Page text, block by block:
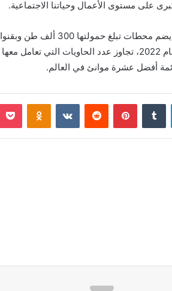
على مستوى الأعمال وحياتنا الاجتماعية.
أفضل عشرة موانئ في العالم.
لينكدإن بينتيريست